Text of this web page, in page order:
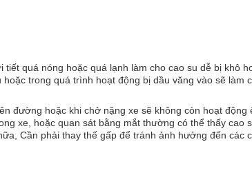
tiết quá nóng hoặc quá lạnh làm cho cao su dễ bị khô
trong quá trình hoạt động bị dầu văng vào sẽ làm
đường hoặc khi chở nặng xe sẽ không còn hoạt động
xe, hoặc quan sát bằng mắt thường có thể thấy cao
Cần phải thay thế gấp để tránh ảnh hưởng đến các